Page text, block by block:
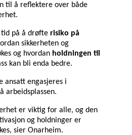
til å reflektere over både
tid på å drøfte risiko på
sikkerheten og
og hvordan holdningen til
kan bli enda bedre.
ansatt engasjeres i
arbeidsplassen.
er viktig for alle, og den
og holdninger er
sier Onarheim.